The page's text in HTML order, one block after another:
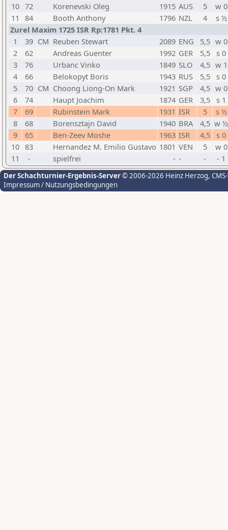
10 72 Korenevski Oleg 1915 AUS 5
w 0
11
84 Booth Anthony 1796 NZL 4
s ½
Zurel Maxim 1725 ISR Rp:1781 Pkt. 4
1
39 CM Reuben Stewart 2089 ENG 5,5 w 0
2
62 Andreas Guenter 1992 GER 5,5
s 0
3
76 Urbanc Vinko 1849 SLO 4,5 w 1
4
66 Belokopyt Boris 1943 RUS 5,5
s 0
5
70 CM Choong Liong-On Mark 1921 SGP 4,5 w 0
6
74 Haupt Joachim 1874 GER 3,5
s 1
7
69 Rubinstein Mark 1931 ISR 5
s ½
8
68 Borensztajn David 1940 BRA 4,5 w ½
9
65 Ben-Zeev Moshe 1963 ISR 4,5
s 0
10 83 Hernandez M. Emilio Gustavo 1801 VEN 5
w 0
11
- spielfrei - - - - 1
Der Schachturnier-Ergebnis-Server© 2006-2026 Heinz Herzog,
Impressum / Nutzungsbedingungen